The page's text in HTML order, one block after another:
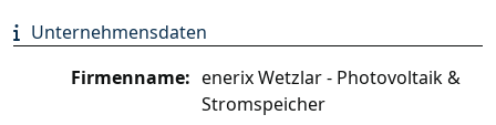
Unternehmensdaten
Firmenname: enerix Wetzlar - Photovoltaik &
Stromspeicher